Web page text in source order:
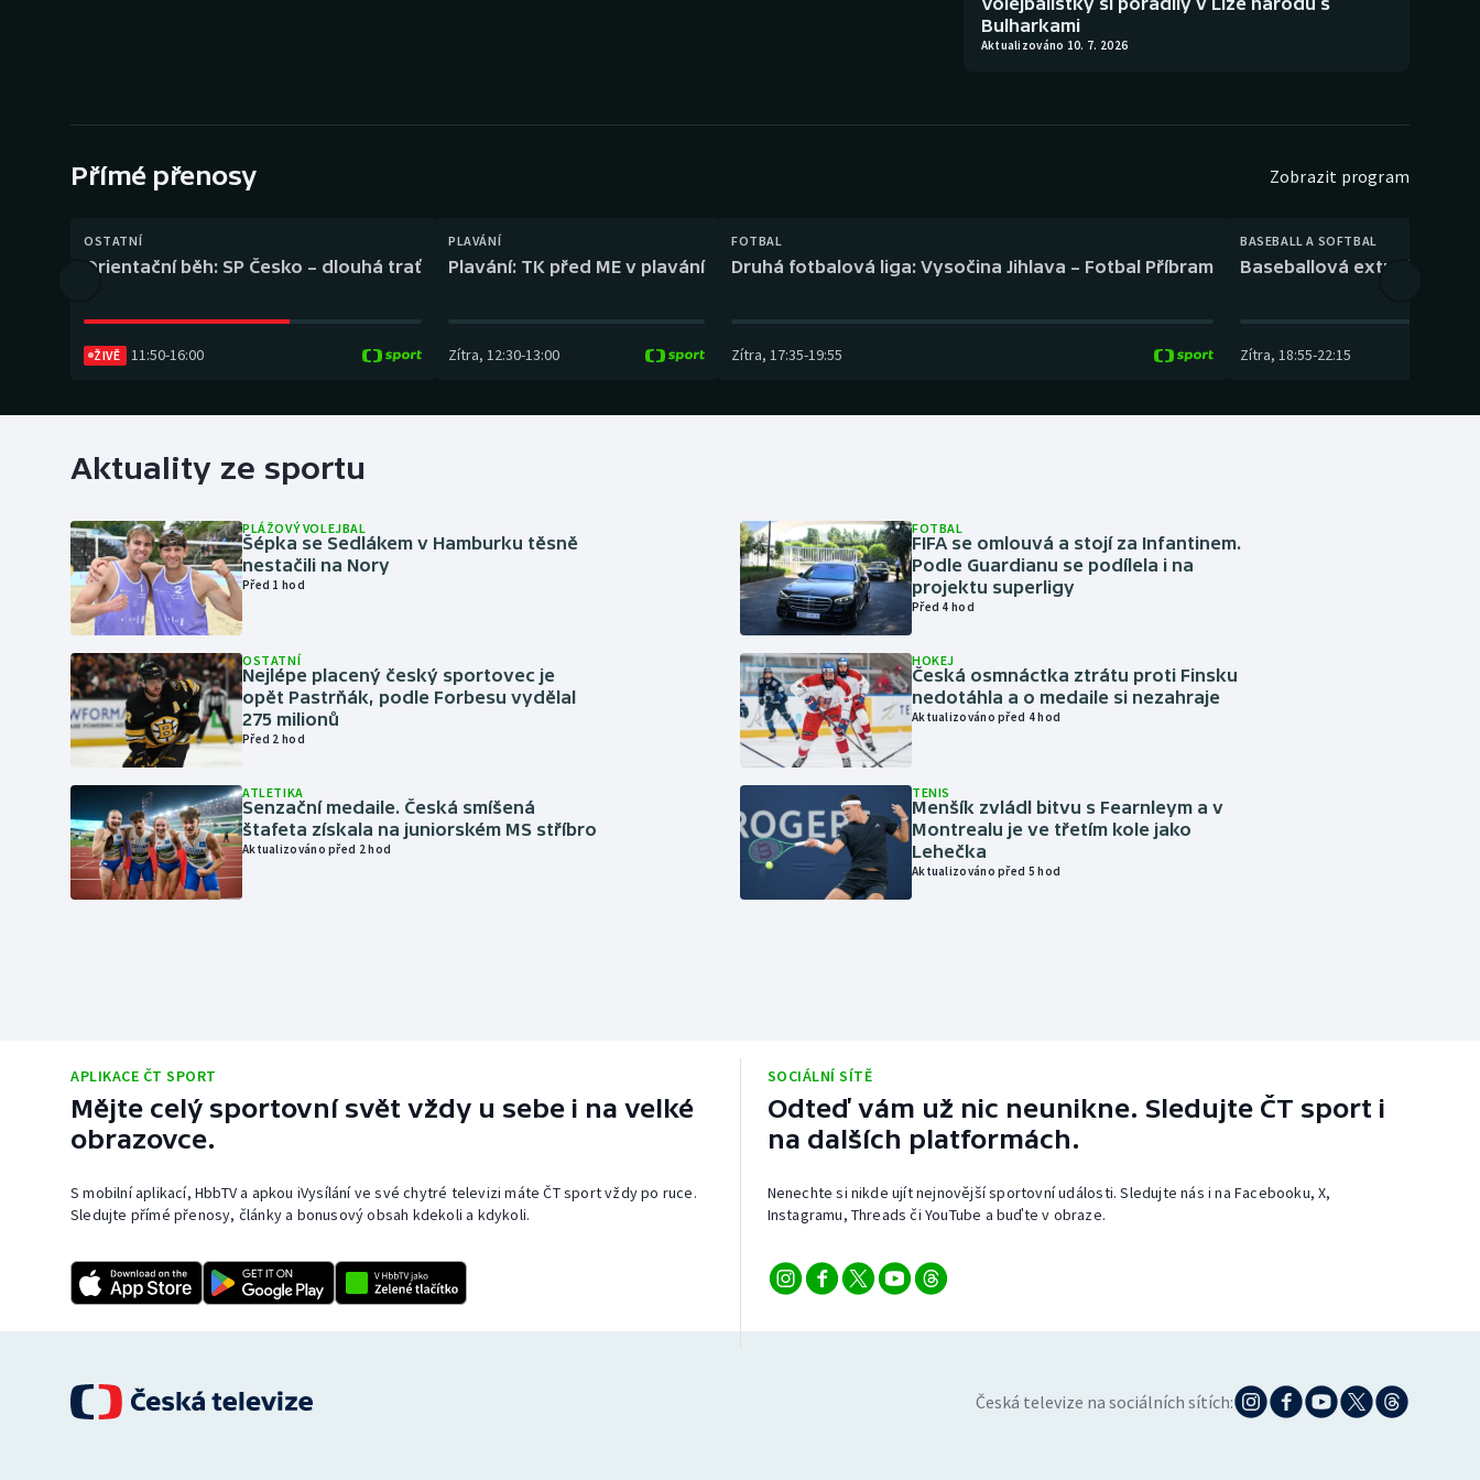
Gymnastika Plážový volejbal
Bulharkami
Aktualizováno 10. 7. 2026
Přímé přenosy Zobrazit program
OSTATNÍ
Orientační běh: SP Česko – dlouhá trať
ŽIVĚ 11:50-16:00
PLAVÁNÍ
Plavání: TK před ME v plavání
Zítra, 12:30-13:00
FOTBAL
Druhá fotbalová liga: Vysočina Jihlava – Fotbal Příbram
Zítra, 17:35-19:55
BASEBALL A SOFTBAL
Baseballová extraliga:
Zítra, 18:55-22:15
Aktuality ze sportu
PLÁŽOVÝ VOLEJBAL
Šépka se Sedlákem v Hamburku těsně
nestačili na Nory
Před 1 hod
OSTATNÍ
Nejlépe placený český sportovec je
opět Pastrňák, podle Forbesu vydělal
275 milionů
Před 2 hod
ATLETIKA
Senzační medaile. Česká smíšená
štafeta získala na juniorském MS stříbro
Aktualizováno před 2 hod
FOTBAL
FIFA se omlouvá a stojí za Infantinem.
Podle Guardianu se podílela i na
projektu superligy
Před 4 hod
HOKEJ
Česká osmnáctka ztrátu proti Finsku
nedotáhla a o medaile si nezahraje
Aktualizováno před 4 hod
TENIS
Menšík zvládl bitvu s Fearnleym a v
Montrealu je ve třetím kole jako
Lehečka
Aktualizováno před 5 hod
APLIKACE ČT SPORT
Mějte celý sportovní svět vždy u sebe i na velké
obrazovce.
S mobilní aplikací, HbbTV a apkou iVysílání ve své chytré televizi máte ČT sport vždy po ruce.
Sledujte přímé přenosy, články a bonusový obsah kdekoli a kdykoli.
SOCIÁLNÍ SÍTĚ
Odteď vám už nic neunikne. Sledujte ČT sport i
na dalších platformách.
Nenechte si nikde ujít nejnovější sportovní události. Sledujte nás i na Facebooku, X,
Instagramu, Threads či YouTube a buďte v obraze.
Česká televize na sociálních sítích: